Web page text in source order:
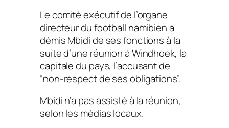
Le comité exécutif de l’organe
directeur du football namibien a
démis Mbidi de ses fonctions à la
suite d’une réunion à Windhoek, la
capitale du pays, l’accusant de
“non-respect de ses obligations”.
Mbidi n’a pas assisté à la réunion,
selon les médias locaux.